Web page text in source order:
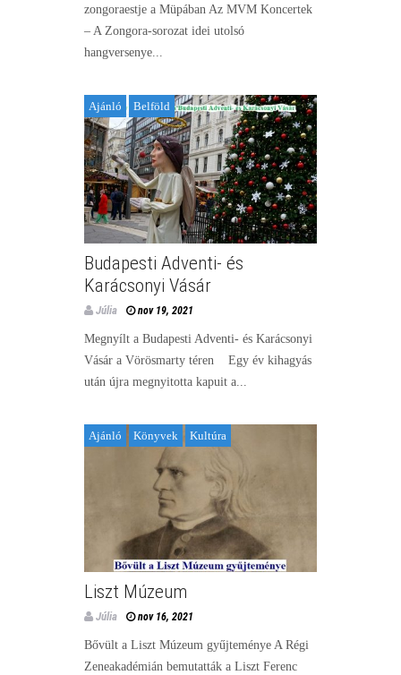
zongoraestje a Müpában Az MVM Koncertek
– A Zongora-sorozat idei utolsó
hangversenye...
Ajánló Belföld
Budapesti Adventi- és
Karácsonyi Vásár
Júlia nov 19, 2021
Megnyílt a Budapesti Adventi- és Karácsonyi
Vásár a Vörösmarty téren Egy év kihagyás
után újra megnyitotta kapuit a...
Ajánló Könyvek Kultúra
Liszt Múzeum
Júlia nov 16, 2021
Bővült a Liszt Múzeum gyűjteménye A Régi
Zeneakadémián bemutatták a Liszt Ferenc